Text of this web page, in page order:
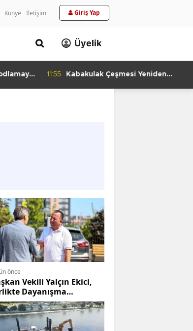
Künye İletişim Giriş Yap
Üyelik
11:55
Kabakulak Çeşmesi Yeniden
önce
Vekili Yalçın Ekici,
Dayanışma
İncelemelerde